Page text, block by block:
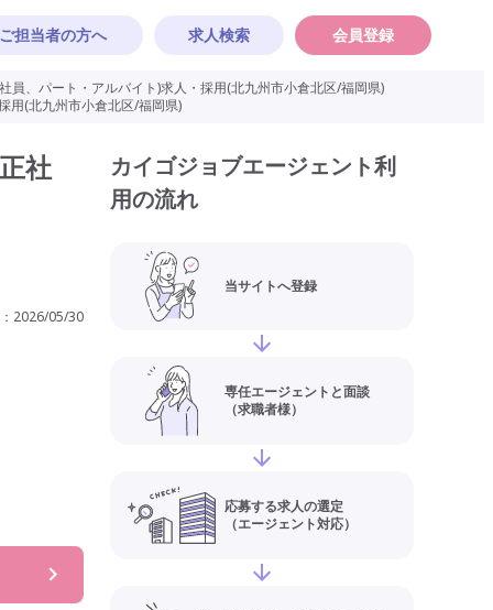
担当者の方へ 求人検索 会員登録
、パート・アルバイト)求人・採用(北九州市小倉北区/福岡県)
用(北九州市小倉北区/福岡県)
社
2026/05/30
カイゴジョブエージェント利
用の流れ
当サイトへ登録
専任エージェントと面談
（求職者様）
応募する求人の選定
（エージェント対応）